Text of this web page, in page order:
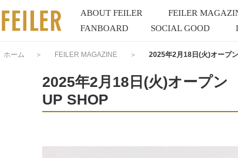
ABOUT FEILER FEILER
FANBOARD
SOCIAL GOOD
ホーム ＞ FEILER MAGAZINE ＞ 2025年2月18日(火)オープ
2025年2月18日(火)オープン
UP SHOP